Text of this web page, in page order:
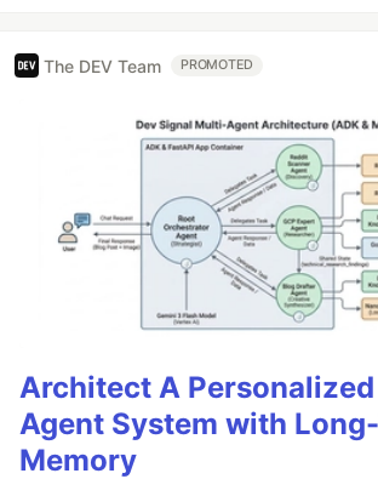
The DEV Team PROMOTED
Architect A
Agent System with
Memory